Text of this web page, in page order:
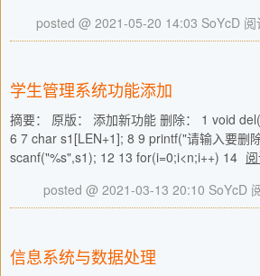
posted @ 2021-05-20 14:03 SoYcD
学生管理系统功能添加
摘要： 原版： 添加新功能 删除： 1 void
6 7 char s1[LEN+1]; 8 9 printf("请输入要删
scanf("%s",s1); 12 13 for(i=0;i<n;i++) 14
posted @ 2021-03-13 20:10 SoYcD
信息系统与数据处理